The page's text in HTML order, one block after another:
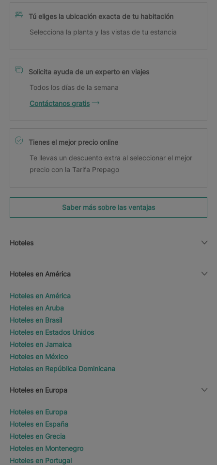
Tú eliges la ubicación exacta de tu habitación
Selecciona la planta y las vistas de tu estancia
Solicita ayuda de un experto en viajes
Todos los días de la semana
Contáctanos gratis
Tienes el mejor precio online
Te llevas un descuento extra al seleccionar el mejor
precio con la Tarifa Prepago
Saber más sobre las ventajas
Hoteles
Hoteles en América
Hoteles en América
Hoteles en Aruba
Hoteles en Brasil
Hoteles en Estados Unidos
Hoteles en Jamaica
Hoteles en México
Hoteles en República Dominicana
Hoteles en Europa
Hoteles en Europa
Hoteles en España
Hoteles en Grecia
Hoteles en Montenegro
Hoteles en Portugal